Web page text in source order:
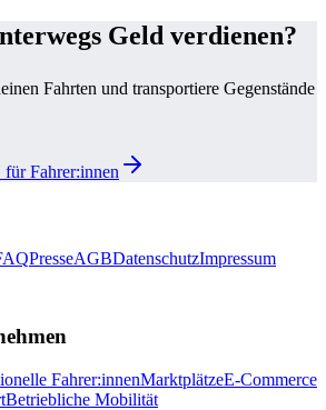
Geld verdienen?
Fahrten und transportiere Gegenstände
Fahrer:innen
PresseAGBDatenschutzImpressum
Fahrer:innenMarktplätzeE-Commerce
Betriebliche Mobilität